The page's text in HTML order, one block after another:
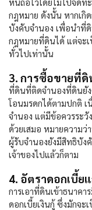
กฎหมาย ดังนั้น หากเกิ
บังคับจำนอง เพื่อนำที่
กฎหมายที่ดินได้ แต่จะ
ทั่วไปเท่านั้น
3. การซื้อขายที่
ที่ดินที่ติดจำนองที่ดินยัง
โอนมรดกได้ตามปกติ
จำนอง แต่มีข้อควรระ
ด้วยเสมอ หมายความว่
ผู้รับจำนองยังมีสิทธิบั
เจ้าของไปแล้วก็ตาม
4. อัตราดอกเบี้ย
การเอาที่ดินเข้าธนาค
ดอกเบี้ยเงินกู้ ซึ่งมักจ